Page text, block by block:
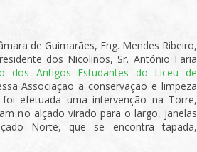
de Guimarães, Eng. Mendes Ribeiro,
dos Nicolinos, Sr. António Faria
dos Antigos Estudantes do Liceu de
Associação a conservação e limpeza
efetuada uma intervenção na Torre,
no alçado virado para o largo, janelas
Norte, que se encontra tapada,